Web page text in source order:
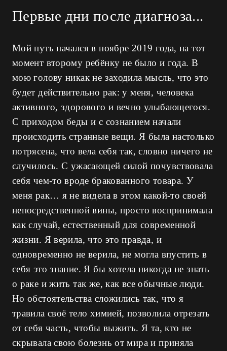
Первые дни после диагноза...
Мой путь начался в ноябре 2019 года, на тот
момент второму ребёнку не было и года. В
мою голову никак не заходила мысль, что это
будет действительно рак: у меня, человека
активного, здорового и вечно улыбающегося.
С приходом беды и с сознанием начали
происходить странные вещи. Я была настолько
потрясена, что вела себя так, словно ничего не
случилось. С ужасающей силой почувствовала
себя чем-то вроде бракованного товара. У
меня рак… я не видела в этом какой-то своей
непосредственной вины, просто воспринимала
как случай, естественный для современной
жизни. Я верила, что это правда, и
одновременно не верила, не могла впустить в
себя это знание. Я бы хотела никогда не знать
о раке и жить так же, как все обычные люди.
Но обстоятельства сложились так, что я
травила своё тело химией, позволила отрезать
от себя часть, чтобы выжить. Я та, кто не
скрывала свою болезнь от мира и приняла